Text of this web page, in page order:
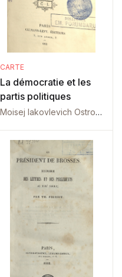
CARTE
La démocratie et les
partis politiques
Moisej Iakovlevich Ostrogorskij